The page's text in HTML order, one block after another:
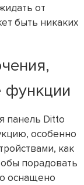
от
быть никаких
функции
панель Ditto
особенно
как
порадовать
оснащено